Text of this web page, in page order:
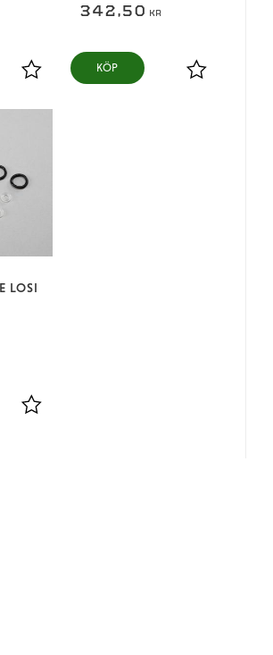
Lägg till i favoriter
342,50 KR
Lägg till i
KÖP
LOSI
Lägg till i favoriter